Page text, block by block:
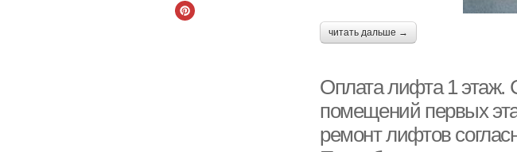
читать дальше →
Оплата лифта 1 этаж.
помещений первых
ремонт лифтов